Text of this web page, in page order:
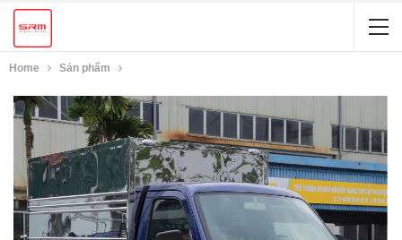
Home Sản phẩm